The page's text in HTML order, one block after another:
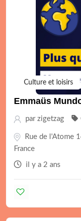
Culture et loisirs
Emmaüs
par zigetzag
Rue de l'Atome
France
il y a 2 ans